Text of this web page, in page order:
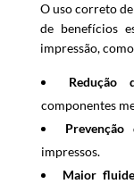
O uso correto
de benefícios
impressão,
Redução
componentes
impressos.
Maior